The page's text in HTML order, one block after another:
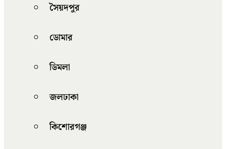
সৈয়দপুর
ডোমার
ডিমলা
জলঢাকা
কিশোরগঞ্জ